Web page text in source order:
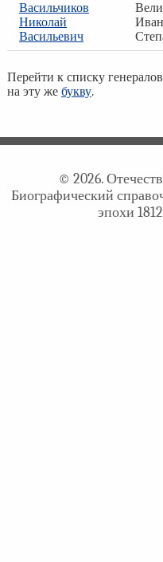
Васильчиков
Николай
Васильевич
Иван
Перейти к списку
на эту же букву.
© 2026.
Биографический
эпохи